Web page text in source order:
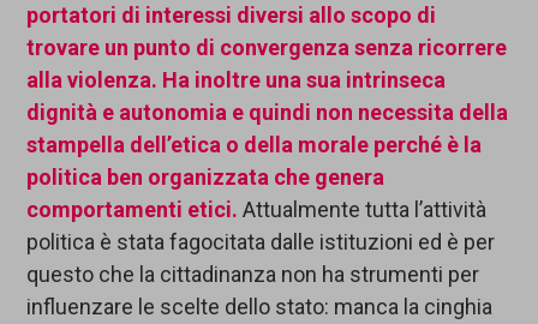
portatori di interessi diversi allo scopo di
trovare un punto di convergenza senza ricorrere
alla violenza. Ha inoltre una sua intrinseca
dignità e autonomia e quindi non necessita della
stampella dell’etica o della morale perché è la
politica ben organizzata che genera
comportamenti etici. Attualmente tutta l’attività
politica è stata fagocitata dalle istituzioni ed è per
questo che la cittadinanza non ha strumenti per
influenzare le scelte dello stato: manca la cinghia